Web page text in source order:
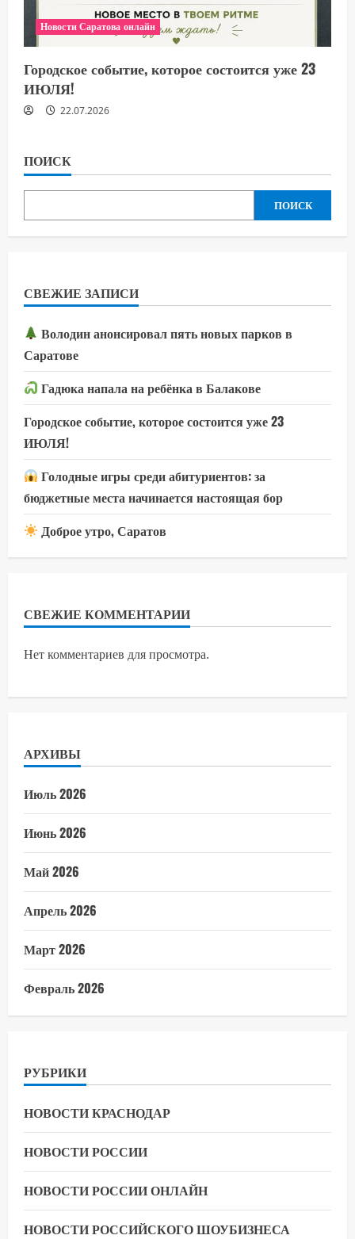
Новости Саратова онлайн
Городское событие, которое состоится уже 23
ИЮЛЯ!
22.07.2026
ПОИСК
ПОИСК
СВЕЖИЕ ЗАПИСИ
Володин анонсировал пять новых парков в
Саратове
Гадюка напала на ребёнка в Балакове
Городское событие, которое состоится уже 23
ИЮЛЯ!
Голодные игры среди абитуриентов: за
бюджетные места начинается настоящая бор
Доброе утро, Саратов
СВЕЖИЕ КОММЕНТАРИИ
Нет комментариев для просмотра.
АРХИВЫ
Июль 2026
Июнь 2026
Май 2026
Апрель 2026
Март 2026
Февраль 2026
РУБРИКИ
НОВОСТИ КРАСНОДАР
НОВОСТИ РОССИИ
НОВОСТИ РОССИИ ОНЛАЙН
НОВОСТИ РОССИЙСКОГО ШОУБИЗНЕСА